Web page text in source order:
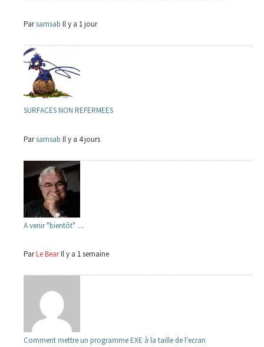
Parsamsab Il y a 1 jour
SURFACES NON REFERMEES
Parsamsab Il y a 4 jours
A venir "bientôt" ....
ParLe BearIl y a 1 semaine
Comment mettre un programme EXE à la taille de l'ecran